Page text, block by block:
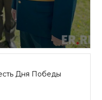
Дня Победы